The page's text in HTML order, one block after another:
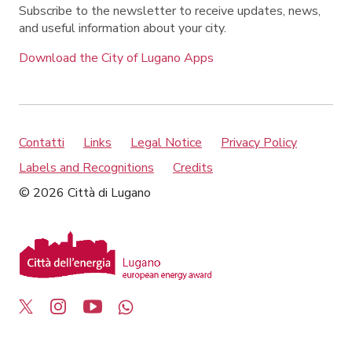
Subscribe to the newsletter to receive updates, news,
and useful information about your city.
Download the City of Lugano Apps
Contatti Links Legal Notice
Privacy Policy
Labels and Recognitions
Credits
© 2026 Città di Lugano